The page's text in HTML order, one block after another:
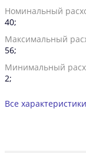
Номинальный
40;
Максимальный
56;
Минимальный
2;
Все характеристики